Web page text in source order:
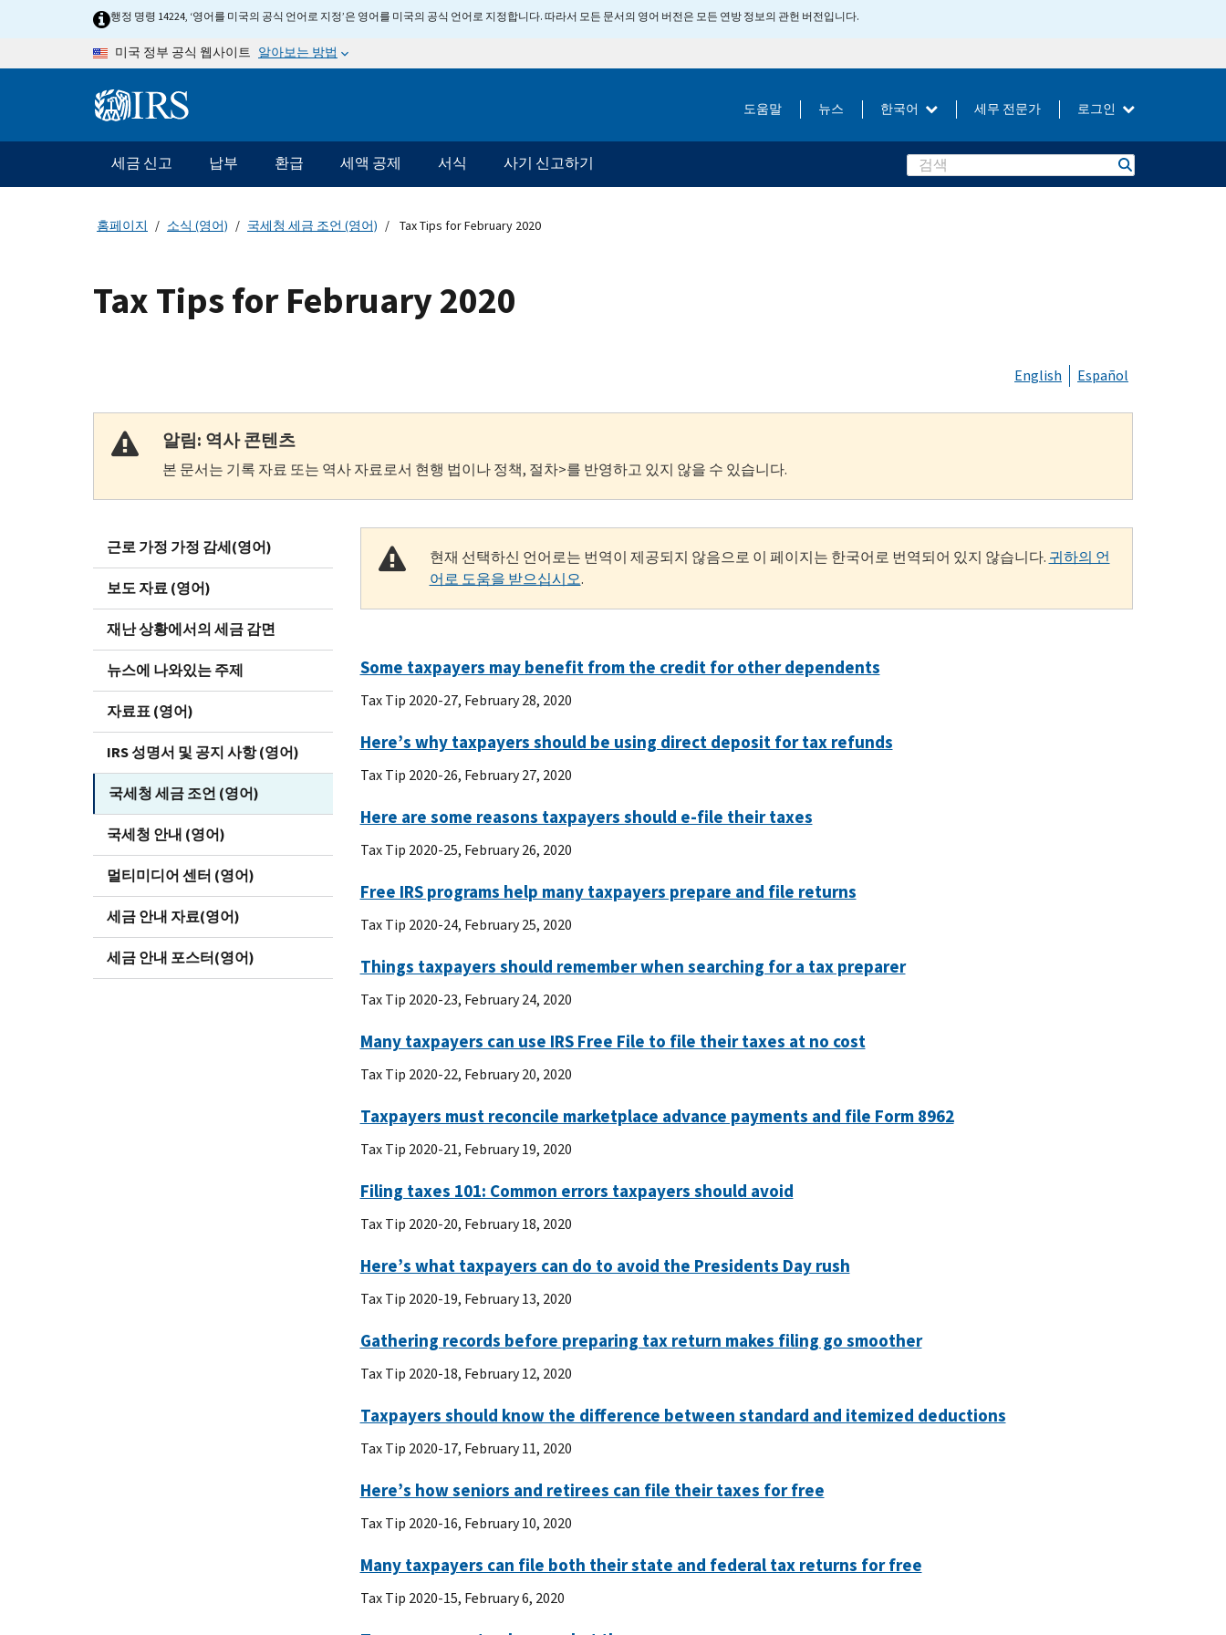
Skip to main content행정 명령 14224, ‘영어를 미국의 공식 언어로 지정’은 영어를 미국의 공식 언어로 지정합니다. 따라서 모든 문서의 영어 버전은 모든 연방 정보의 관헌 버전입니다.
미국 정부 공식 웹사이트 알아보는 방법
Information Menu 도움말 뉴스 한국어 세무 전문가 로그인
메인 네비게이션 바
세금 신고 납부 환급 세액 공제 서식 사기 신고하기 Search
홈페이지 소식 (영어) 국세청 세금 조언 (영어) Tax Tips for February 2020
Tax Tips for February 2020
English Español
알림: 역사 콘텐츠
본 문서는 기록 자료 또는 역사 자료로서 현행 법이나 정책, 절차>를 반영하고 있지 않을 수 있습니다.
근로 가정 가정 감세(영어)
보도 자료 (영어)
재난 상황에서의 세금 감면
뉴스에 나와있는 주제
자료표 (영어)
IRS 성명서 및 공지 사항 (영어)
국세청 세금 조언 (영어)
국세청 안내 (영어)
멀티미디어 센터 (영어)
세금 안내 자료(영어)
세금 안내 포스터(영어)
현재 선택하신 언어로는 번역이 제공되지 않음으로 이 페이지는 한국어로 번역되어 있지 않습니다. 귀하의 언
어로 도움을 받으십시오.
Some taxpayers may benefit from the credit for other dependents
Tax Tip 2020-27, February 28, 2020
Here’s why taxpayers should be using direct deposit for tax refunds
Tax Tip 2020-26, February 27, 2020
Here are some reasons taxpayers should e-file their taxes
Tax Tip 2020-25, February 26, 2020
Free IRS programs help many taxpayers prepare and file returns
Tax Tip 2020-24, February 25, 2020
Things taxpayers should remember when searching for a tax preparer
Tax Tip 2020-23, February 24, 2020
Many taxpayers can use IRS Free File to file their taxes at no cost
Tax Tip 2020-22, February 20, 2020
Taxpayers must reconcile marketplace advance payments and file Form 8962
Tax Tip 2020-21, February 19, 2020
Filing taxes 101: Common errors taxpayers should avoid
Tax Tip 2020-20, February 18, 2020
Here’s what taxpayers can do to avoid the Presidents Day rush
Tax Tip 2020-19, February 13, 2020
Gathering records before preparing tax return makes filing go smoother
Tax Tip 2020-18, February 12, 2020
Taxpayers should know the difference between standard and itemized deductions
Tax Tip 2020-17, February 11, 2020
Here’s how seniors and retirees can file their taxes for free
Tax Tip 2020-16, February 10, 2020
Many taxpayers can file both their state and federal tax returns for free
Tax Tip 2020-15, February 6, 2020